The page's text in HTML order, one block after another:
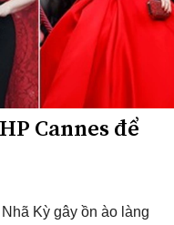
Cannes để
Kỳ gây ồn ào làng